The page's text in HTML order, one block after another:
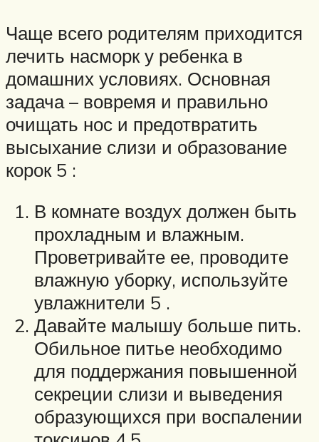
Чаще всего родителям приходится
лечить насморк у ребенка в
домашних условиях. Основная
задача – вовремя и правильно
очищать нос и предотвратить
высыхание слизи и образование
корок 5 :
В комнате воздух должен быть
прохладным и влажным.
Проветривайте ее, проводите
влажную уборку, используйте
увлажнители 5 .
Давайте малышу больше пить.
Обильное питье необходимо
для поддержания повышенной
секреции слизи и выведения
образующихся при воспалении